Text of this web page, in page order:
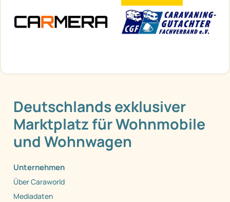
Deutschlands exklusiver
Marktplatz für Wohnmobile
und Wohnwagen
Unternehmen
Über Caraworld
Mediadaten